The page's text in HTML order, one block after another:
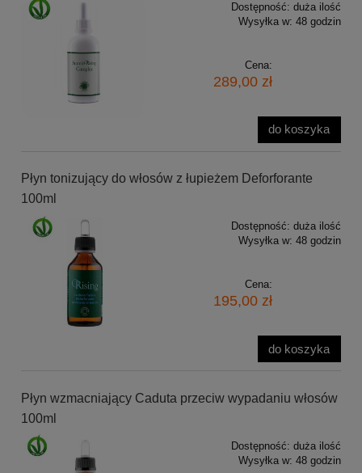
Dostępność: duża ilość
Wysyłka w: 48 godzin
Cena:
289,00 zł
do koszyka
Płyn tonizujący do włosów z łupieżem Deforforante
100ml
Dostępność: duża ilość
Wysyłka w: 48 godzin
Cena:
195,00 zł
do koszyka
Płyn wzmacniający Caduta przeciw wypadaniu włosów
100ml
Dostępność: duża ilość
Wysyłka w: 48 godzin